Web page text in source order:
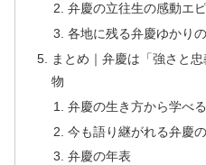
弁慶の立往生の感動エ
各地に残る弁慶ゆかり
まとめ｜弁慶は「強さと
物
弁慶の生き方から学べ
今も語り継がれる弁慶
弁慶の年表